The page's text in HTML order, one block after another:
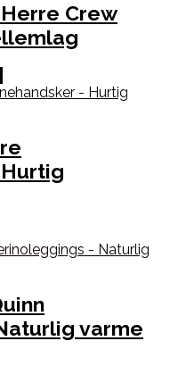
Crew
varme